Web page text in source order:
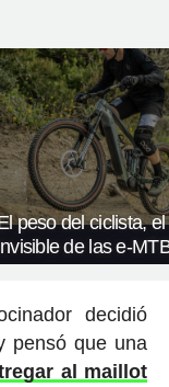
peso del ciclista,
de las e-
decidió
pensó que una
al maillot